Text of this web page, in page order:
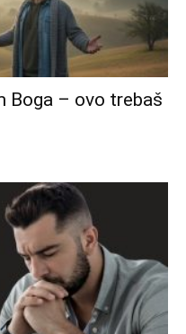
Boga – ovo trebaš